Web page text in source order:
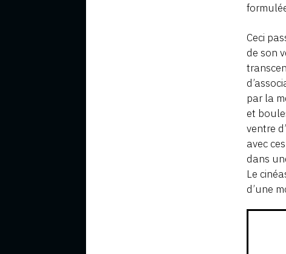
Ceci
de son
par la
et
ventre
avec
dans
Le
d’une